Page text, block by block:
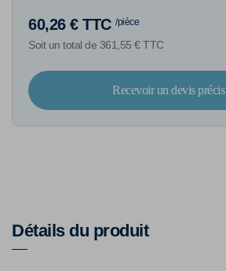
60,26 € TTC /pièce
Soit un total de 361,55 € TTC
Recevoir un devis précis
Détails du produit